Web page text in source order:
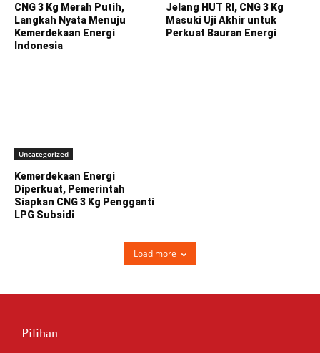
CNG 3 Kg Merah Putih,
Langkah Nyata Menuju
Kemerdekaan Energi
Indonesia
Jelang HUT RI, CNG 3 Kg
Masuki Uji Akhir untuk
Perkuat Bauran Energi
Uncategorized
Kemerdekaan Energi
Diperkuat, Pemerintah
Siapkan CNG 3 Kg Pengganti
LPG Subsidi
Load more
Pilihan